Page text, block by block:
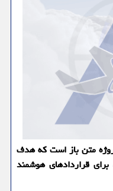
متن باز است که هدف
قراردادهای هوشمند